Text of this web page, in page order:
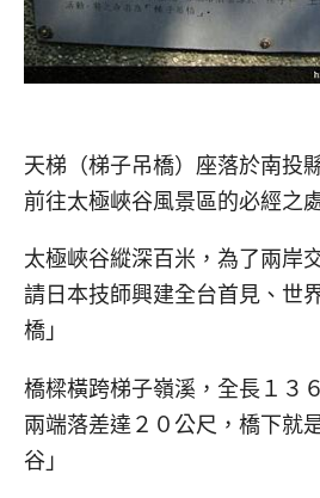
天梯（梯子吊橋）座落於南投
前往太極峽谷風景區的必經之
太極峽谷縱深百米，為了兩岸
請日本技師興建全台首見、世
橋」
橋樑橫跨梯子嶺溪，全長１３
兩端落差達２０公尺，橋下就
谷」